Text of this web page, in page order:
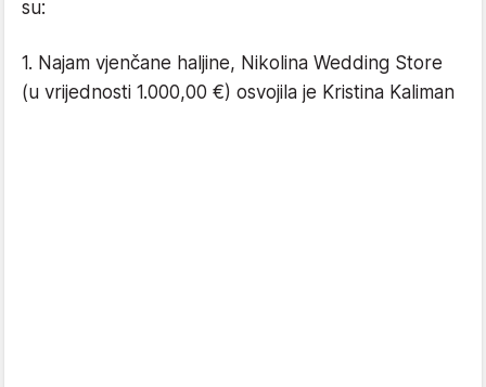
su:
1. Najam vjenčane haljine, Nikolina Wedding Store
(u vrijednosti 1.000,00 €) osvojila je Kristina Kaliman